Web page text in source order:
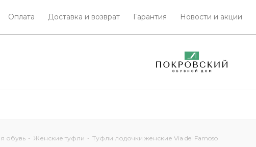
Оплата Доставка и возврат Гарантия Новости и акции
обувь - Женские туфли - Туфли лодочки женские Via del Famoso